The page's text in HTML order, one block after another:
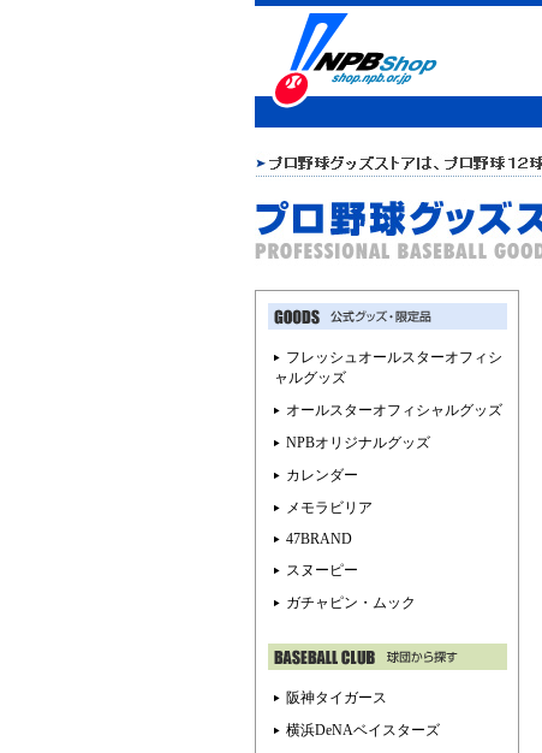
フレッシュオールスターオフィシ
ャルグッズ
オールスターオフィシャルグッズ
NPBオリジナルグッズ
カレンダー
メモラビリア
47BRAND
スヌーピー
ガチャピン・ムック
阪神タイガース
横浜DeNAベイスターズ